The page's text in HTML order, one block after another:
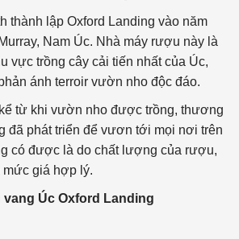
thành lập Oxford Landing vào năm
Nam Úc. Nhà máy rượu này là
vực trồng cây cải tiến nhất của Úc,
ánh terroir vườn nho độc đáo.
từ khi vườn nho được trồng, thương
đã phát triển để vươn tới mọi nơi trên
có được là do chất lượng của rượu,
mức giá hợp lý.
Úc Oxford Landing